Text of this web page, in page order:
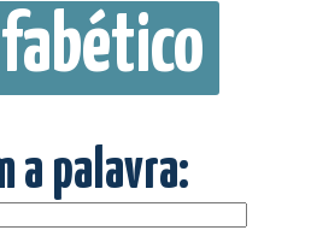
a palavra: